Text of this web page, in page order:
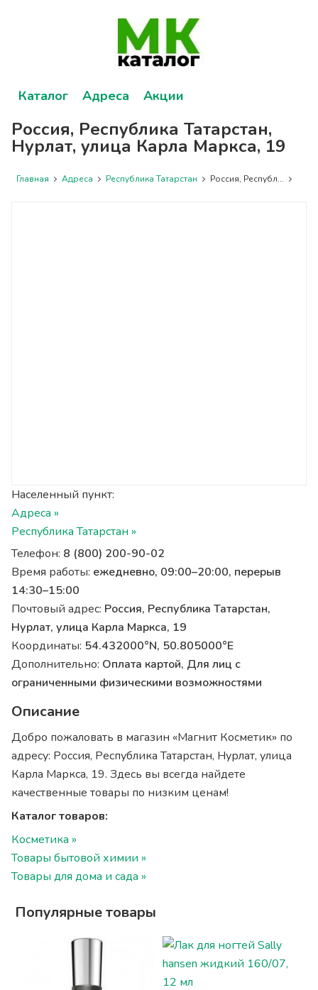
Каталог Адреса Акции
Россия, Республика Татарстан,
Нурлат, улица Карла Маркса, 19
Главная Адреса Республика Татарстан Россия, Республ...
Населенный пункт:
Адреса »
Республика Татарстан »
Телефон: 8 (800) 200-90-02
Время работы: ежедневно, 09:00–20:00, перерыв
14:30–15:00
Почтовый адрес: Россия, Республика Татарстан,
Нурлат, улица Карла Маркса, 19
Координаты: 54.432000°N, 50.805000°E
Дополнительно: Оплата картой, Для лиц с
ограниченными физическими возможностями
Описание
Добро пожаловать в магазин «Магнит Косметик» по
адресу: Россия, Республика Татарстан, Нурлат, улица
Карла Маркса, 19. Здесь вы всегда найдете
качественные товары по низким ценам!
Каталог товаров:
Косметика »
Товары бытовой химии »
Товары для дома и сада »
Популярные товары